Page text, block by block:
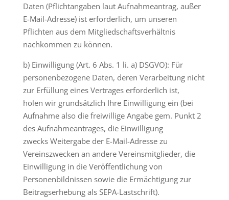
Daten (Pflichtangaben laut Aufnahmeantrag, außer
E-Mail-Adresse) ist erforderlich, um unseren
Pflichten aus dem Mitgliedschaftsverhältnis
nachkommen zu können.
b) Einwilligung (Art. 6 Abs. 1 li. a) DSGVO): Für
personenbezogene Daten, deren Verarbeitung nicht
zur Erfüllung eines Vertrages erforderlich ist,
holen wir grundsätzlich Ihre Einwilligung ein (bei
Aufnahme also die freiwillige Angabe gem. Punkt 2
des Aufnahmeantrages, die Einwilligung
zwecks Weitergabe der E-Mail-Adresse zu
Vereinszwecken an andere Vereinsmitglieder, die
Einwilligung in die Veröffentlichung von
Personenbildnissen sowie die Ermächtigung zur
Beitragserhebung als SEPA-Lastschrift).